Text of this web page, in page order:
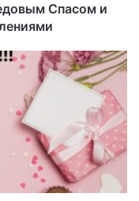
Спасом и